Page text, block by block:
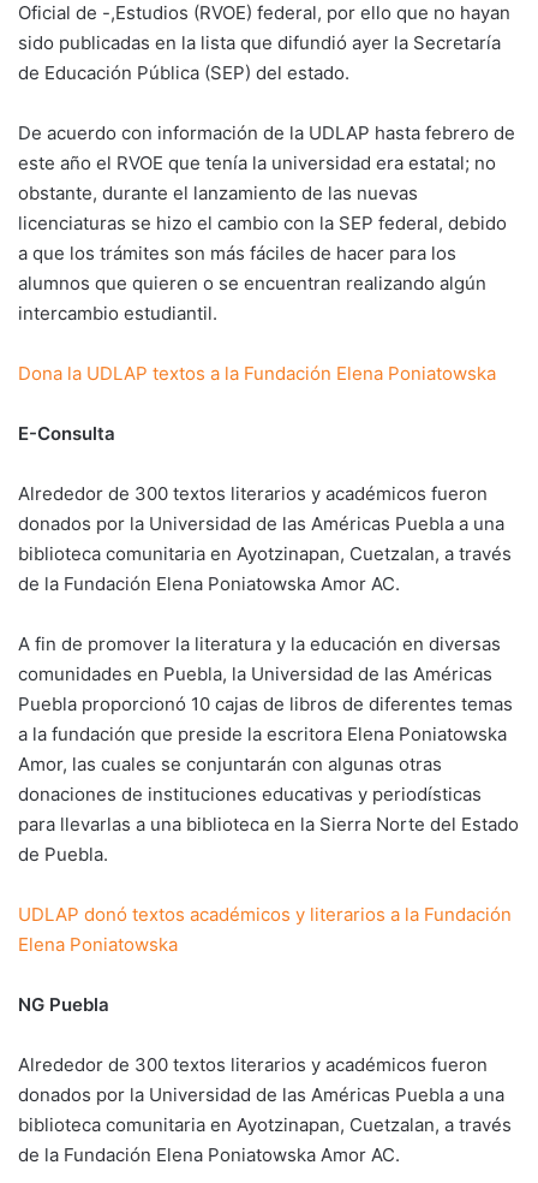
Oficial de -,Estudios (RVOE) federal, por ello que no hayan
sido publicadas en la lista que difundió ayer la Secretaría
de Educación Pública (SEP) del estado.
De acuerdo con información de la UDLAP hasta febrero de
este año el RVOE que tenía la universidad era estatal; no
obstante, durante el lanzamiento de las nuevas
licenciaturas se hizo el cambio con la SEP federal, debido
a que los trámites son más fáciles de hacer para los
alumnos que quieren o se encuentran realizando algún
intercambio estudiantil.
Dona la UDLAP textos a la Fundación Elena Poniatowska
E-Consulta
Alrededor de 300 textos literarios y académicos fueron
donados por la Universidad de las Américas Puebla a una
biblioteca comunitaria en Ayotzinapan, Cuetzalan, a través
de la Fundación Elena Poniatowska Amor AC.
A fin de promover la literatura y la educación en diversas
comunidades en Puebla, la Universidad de las Américas
Puebla proporcionó 10 cajas de libros de diferentes temas
a la fundación que preside la escritora Elena Poniatowska
Amor, las cuales se conjuntarán con algunas otras
donaciones de instituciones educativas y periodísticas
para llevarlas a una biblioteca en la Sierra Norte del Estado
de Puebla.
UDLAP donó textos académicos y literarios a la Fundación
Elena Poniatowska
NG Puebla
Alrededor de 300 textos literarios y académicos fueron
donados por la Universidad de las Américas Puebla a una
biblioteca comunitaria en Ayotzinapan, Cuetzalan, a través
de la Fundación Elena Poniatowska Amor AC.